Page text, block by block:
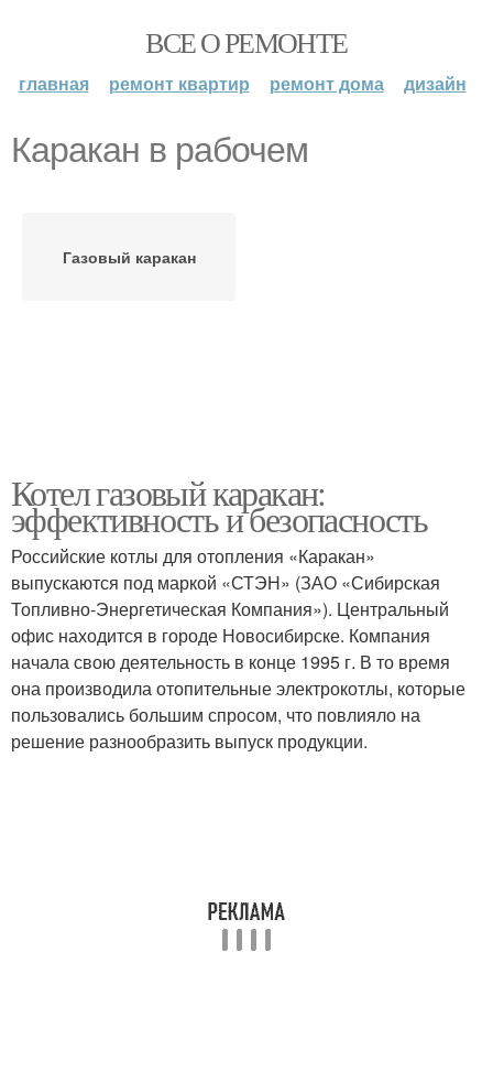
ВСЕ О РЕМОНТЕ
главная ремонт квартир ремонт дома дизайн
Каракан в рабочем
Газовый каракан
Котел газовый каракан:
эффективность и безопасность
Российские котлы для отопления «Каракан»
выпускаются под маркой «СТЭН» (ЗАО «Сибирская
Топливно-Энергетическая Компания»). Центральный
офис находится в городе Новосибирске. Компания
начала свою деятельность в конце 1995 г. В то время
она производила отопительные электрокотлы, которые
пользовались большим спросом, что повлияло на
решение разнообразить выпуск продукции.